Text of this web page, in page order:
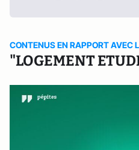
CONTENUS EN RAPPORT AVEC
"LOGEMENT